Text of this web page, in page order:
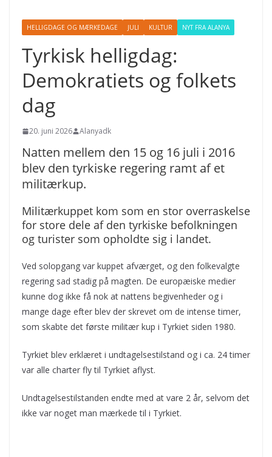
HELLIGDAGE OG MÆRKEDAGE JULI KULTUR NYT FRA ALANYA
Tyrkisk helligdag:
Demokratiets og folkets
dag
20. juni 2026 Alanyadk
Natten mellem den 15 og 16 juli i 2016
blev den tyrkiske regering ramt af et
militærkup.
Militærkuppet kom som en stor overraskelse
for store dele af den tyrkiske befolkningen
og turister som opholdte sig i landet.
Ved solopgang var kuppet afværget, og den folkevalgte
regering sad stadig på magten. De europæiske medier
kunne dog ikke få nok at nattens begivenheder og i
mange dage efter blev der skrevet om de intense timer,
som skabte det første militær kup i Tyrkiet siden 1980.
Tyrkiet blev erklæret i undtagelsestilstand og i ca. 24 timer
var alle charter fly til Tyrkiet aflyst.
Undtagelsestilstanden endte med at vare 2 år, selvom det
ikke var noget man mærkede til i Tyrkiet.